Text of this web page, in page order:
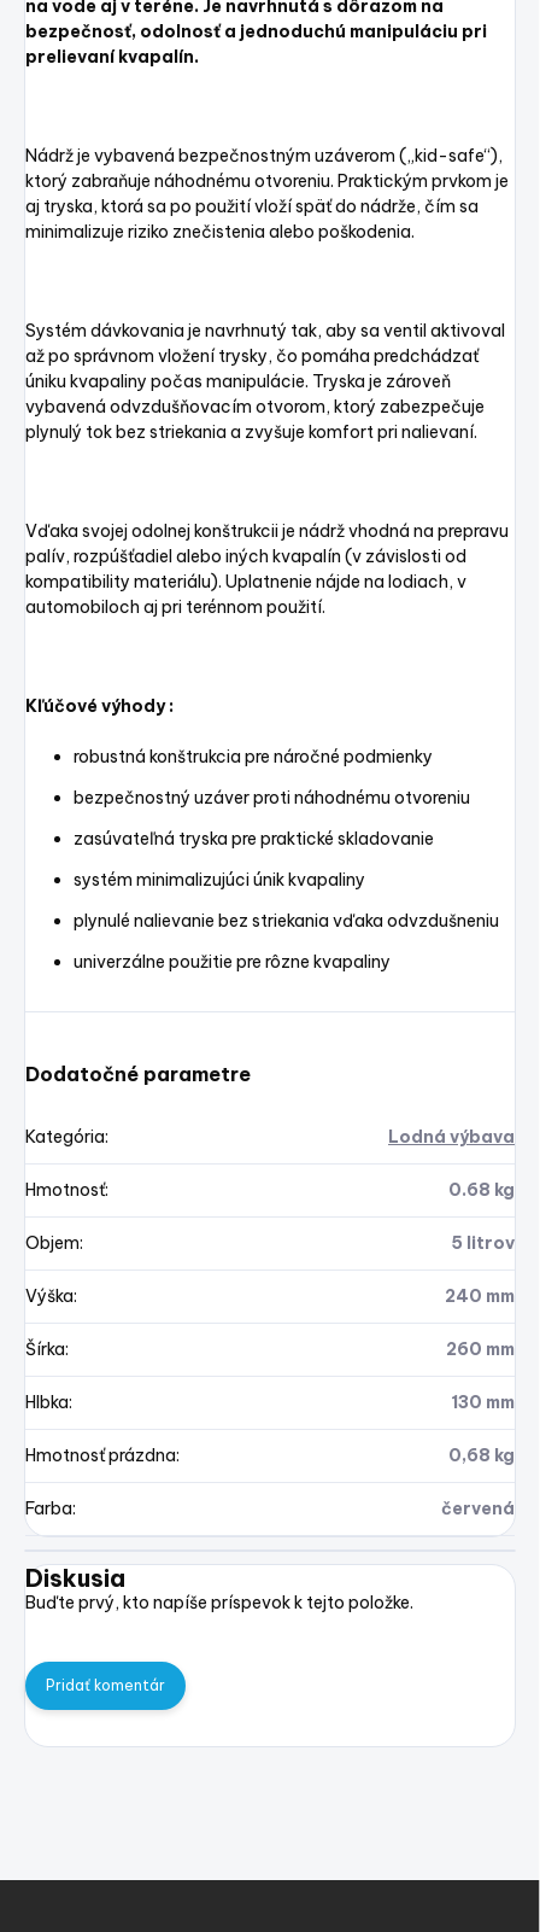
na vode aj v teréne. Je navrhnutá s dôrazom na
bezpečnosť, odolnosť a jednoduchú manipuláciu pri
prelievaní kvapalín.
Nádrž je vybavená bezpečnostným uzáverom („kid-safe“),
ktorý zabraňuje náhodnému otvoreniu. Praktickým prvkom je
aj tryska, ktorá sa po použití vloží späť do nádrže, čím sa
minimalizuje riziko znečistenia alebo poškodenia.
Systém dávkovania je navrhnutý tak, aby sa ventil aktivoval
až po správnom vložení trysky, čo pomáha predchádzať
úniku kvapaliny počas manipulácie. Tryska je zároveň
vybavená odvzdušňovacím otvorom, ktorý zabezpečuje
plynulý tok bez striekania a zvyšuje komfort pri nalievaní.
Vďaka svojej odolnej konštrukcii je nádrž vhodná na prepravu
palív, rozpúšťadiel alebo iných kvapalín (v závislosti od
kompatibility materiálu). Uplatnenie nájde na lodiach, v
automobiloch aj pri terénnom použití.
Kľúčové výhody :
robustná konštrukcia pre náročné podmienky
bezpečnostný uzáver proti náhodnému otvoreniu
zasúvateľná tryska pre praktické skladovanie
systém minimalizujúci únik kvapaliny
plynulé nalievanie bez striekania vďaka odvzdušneniu
univerzálne použitie pre rôzne kvapaliny
Dodatočné parametre
Kategória: Lodná výbava
Hmotnosť: 0.68 kg
Objem: 5 litrov
Výška: 240 mm
Šírka: 260 mm
Hlbka: 130 mm
Hmotnosť prázdna: 0,68 kg
Farba: červená
Diskusia
Buďte prvý, kto napíše príspevok k tejto položke.
Pridať komentár